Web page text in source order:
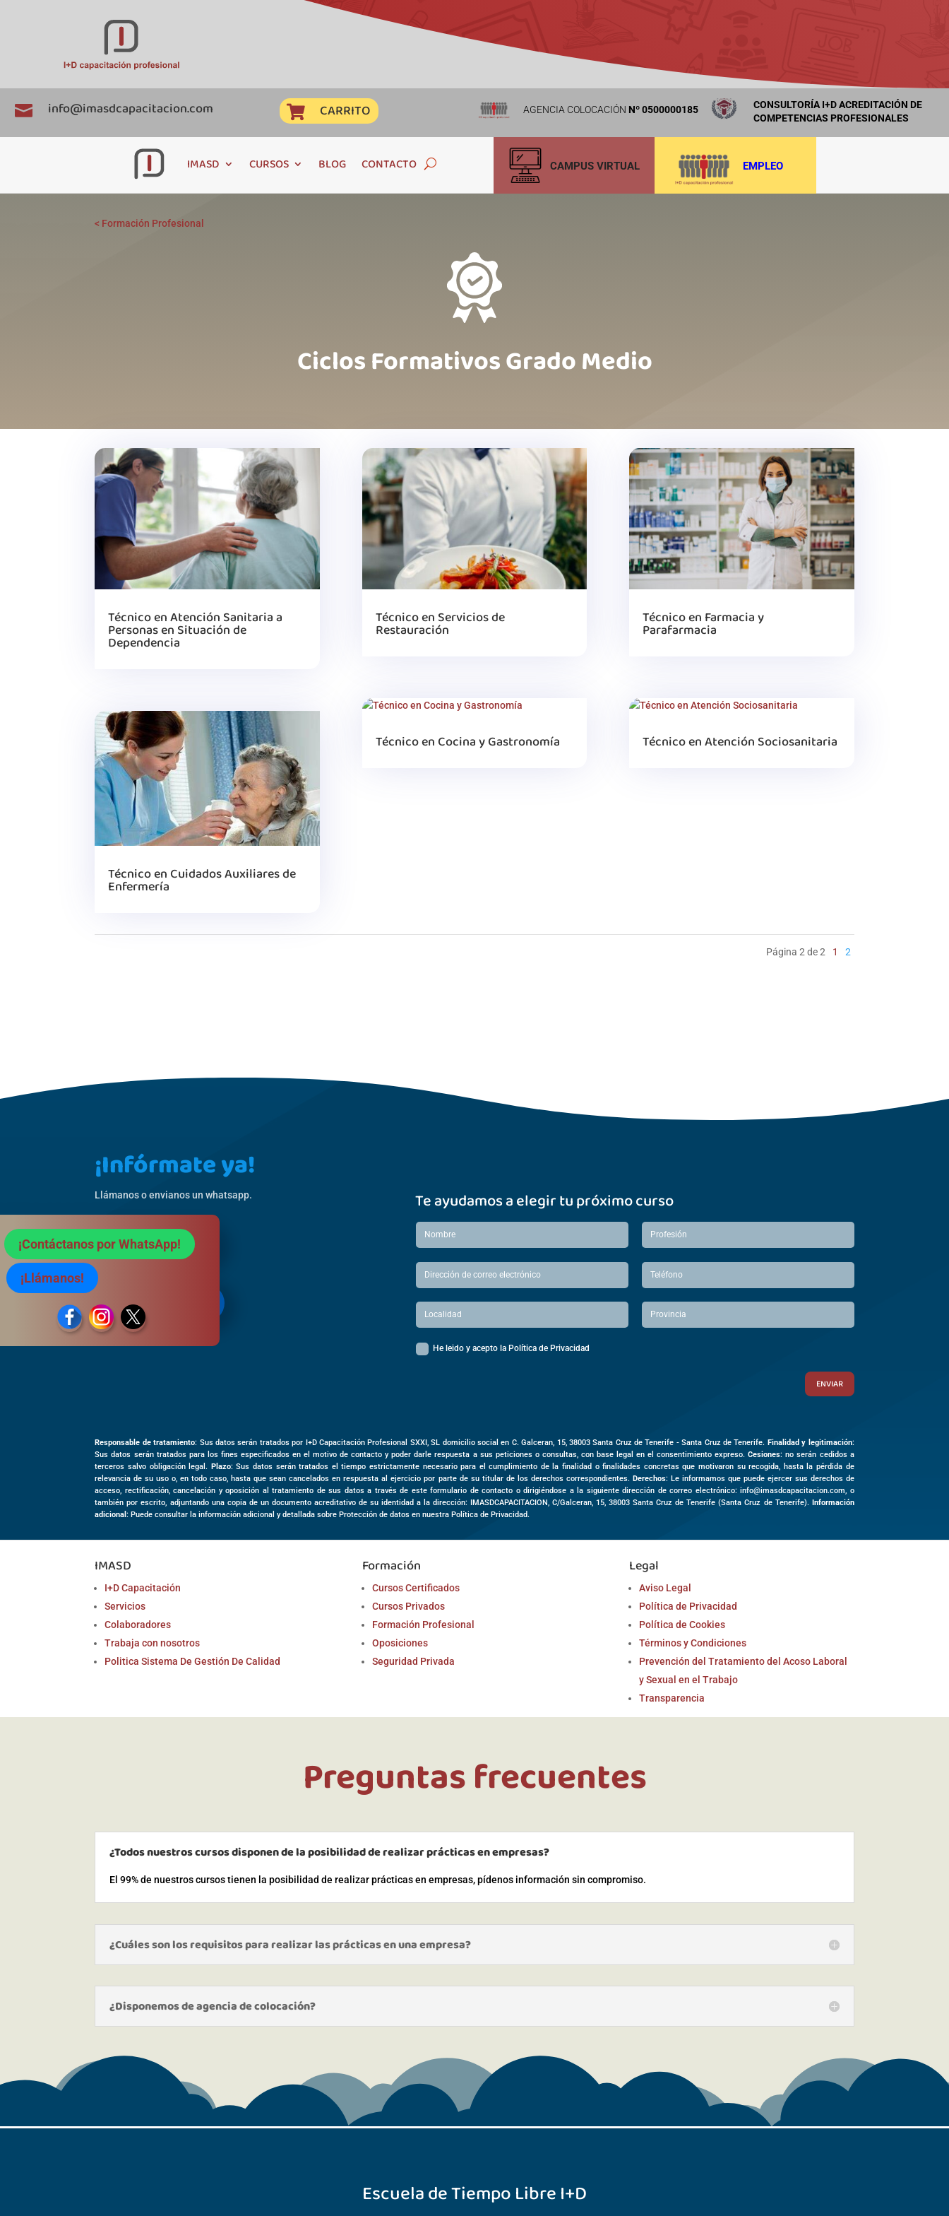
 info@imasdcapacitacion.com  CARRITO AGENCIA COLOCACIÓN Nº 0500000185
CONSULTORÍA I+D ACREDITACIÓN DE
COMPETENCIAS PROFESIONALES
IMASD CURSOS BLOG CONTACTO EMPLEO
CAMPUS VIRTUAL
< Formación Profesional
Ciclos Formativos Grado Medio
Técnico en Atención Sanitaria a
Personas en Situación de
Dependencia
Técnico en Cuidados Auxiliares de
Enfermería
Técnico en Servicios de
Restauración
Técnico en Cocina y Gastronomía
Técnico en Farmacia y
Parafarmacia
Técnico en Atención Sociosanitaria
Página 2 de 2 1 2
¡Infórmate ya!
Llámanos o envianos un whatsapp.
601 279 794
822 065 705
Te ayudamos a elegir tu próximo curso
He leido y acepto la Política de Privacidad
ENVIAR
Responsable de tratamiento: Sus datos serán tratados por I+D Capacitación Profesional SXXI, SL domicilio social en C. Galceran, 15, 38003Santa Cruz de Tenerife -Santa Cruz de Tenerife. Finalidad y legitimación:
Sus datos serán tratados para los fines especificados en el motivo de contacto y poder darle respuesta a sus peticiones o consultas, con base legal en el consentimiento expreso.Cesiones: no serán cedidos a
terceros salvo obligación legal. Plazo: Sus datos serán tratados el tiempo estrictamente necesario para el cumplimiento de la finalidad o finalidades concretas que motivaron su recogida, hasta la pérdida de
relevancia de su uso o, en todo caso, hasta que sean cancelados en respuesta al ejercicio por parte de su titular de los derechos correspondientes. Derechos: Le informamos que puede ejercer sus derechos de
acceso, rectificación, cancelación y oposición al tratamiento de sus datos a través de este formulario de contacto o dirigiéndose a la siguiente dirección de correo electrónico: info@imasdcapacitacion.com, o
también por escrito, adjuntando una copia de un documento acreditativo de su identidad a la dirección: IMASDCAPACITACION,C/Galceran, 15,38003Santa Cruz de Tenerife (Santa Cruz de Tenerife).Información
adicional: Puede consultar la información adicional y detallada sobre Protección de datos en nuestra Política de Privacidad.
IMASD
I+D Capacitación
Servicios
Colaboradores
Trabaja con nosotros
Politica Sistema De Gestión De Calidad
Formación
Cursos Certificados
Cursos Privados
Formación Profesional
Oposiciones
Seguridad Privada
Legal
Aviso Legal
Política de Privacidad
Política de Cookies
Términos y Condiciones
Prevención del Tratamiento del Acoso Laboral
y Sexual en el Trabajo
Transparencia
Preguntas frecuentes
¿Todos nuestros cursos disponen de la posibilidad de realizar prácticas en empresas?
El 99% de nuestros cursos tienen la posibilidad de realizar prácticas en empresas, pídenos información sin compromiso.
¿Cuáles son los requisitos para realizar las prácticas en una empresa?
¿Disponemos de agencia de colocación?
Escuela de Tiempo Libre I+D
¡Contáctanos por WhatsApp!
¡Llámanos!